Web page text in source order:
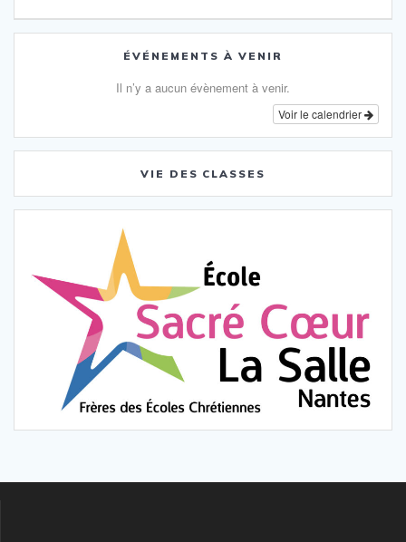
l’articleÉVÉNEMENTS À VENIR
Il n’y a aucun évènement à venir.
Voir le calendrier
VIE DES CLASSES